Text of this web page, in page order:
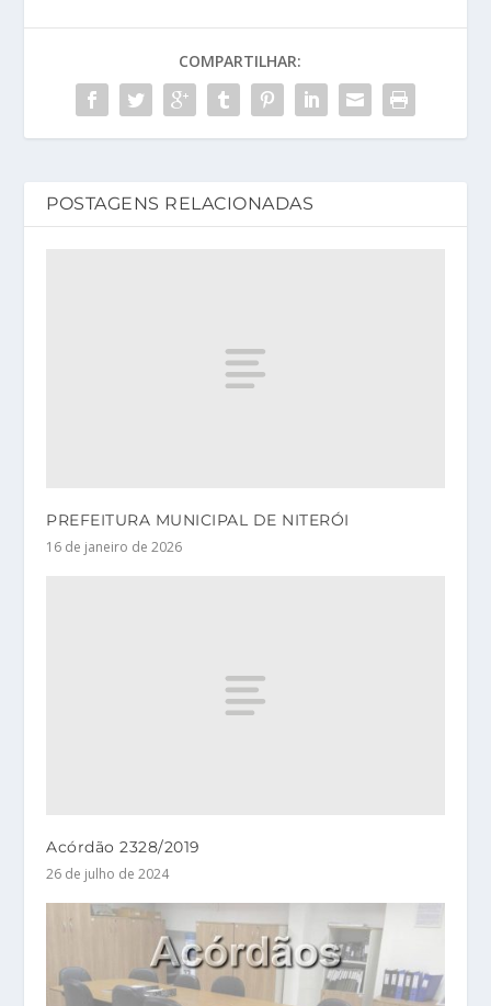
COMPARTILHAR:
POSTAGENS RELACIONADAS
PREFEITURA MUNICIPAL DE NITERÓI
16 de janeiro de 2026
Acórdão 2328/2019
26 de julho de 2024